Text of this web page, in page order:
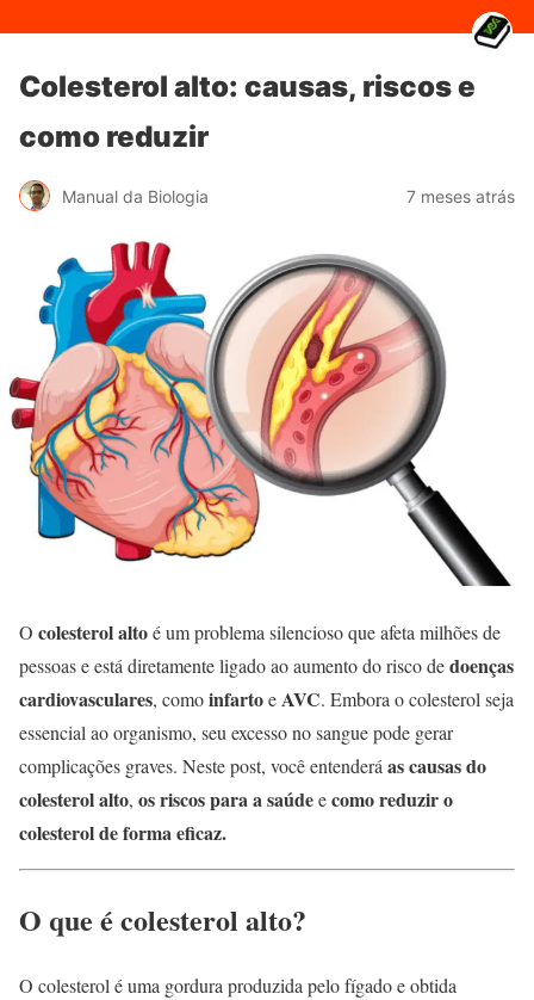
Colesterol alto: causas, riscos e
como reduzir
Manual da Biologia 7 meses atrás
O colesterol altoé um problema silencioso que afeta milhões de
pessoas e está diretamente ligado ao aumento do risco dedoenças
cardiovasculares, comoinfartoeAVC. Embora o colesterol seja
essencial ao organismo, seu excesso no sangue pode gerar
complicações graves. Neste post, você entenderáas causas do
colesterol alto, os riscos para a saúdeecomo reduzir o
colesterol de forma eficaz.
O que é colesterol alto?
O colesterol é uma gordura produzida pelo fígado e obtida